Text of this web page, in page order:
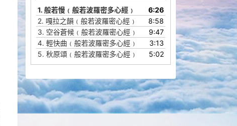
播
放
器
/
下
箭
头
键
增
高
或
降
1. 般若慢﹙般若波羅密多心經﹚
6:26
2. 嘎拉之韻﹙般若波羅密心經﹚
8:58
3. 空谷蒼候﹙般若波羅密心經﹚
9:47
4. 輕快曲﹙般若波羅密多心經﹚
3:13
5. 秋原頌﹙般若波羅密多心經﹚ 5:02